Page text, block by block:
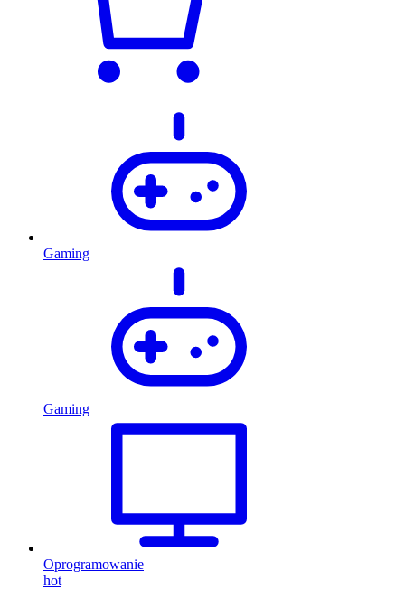
Gaming
Gaming
Oprogramowanie
hot